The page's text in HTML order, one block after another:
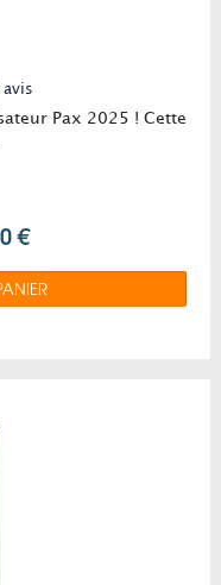
avis
Pax 2025 ! Cette
€